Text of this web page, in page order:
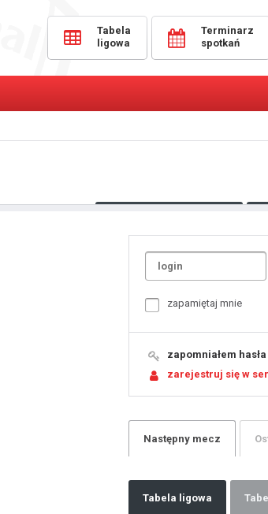
Tabela
ligowa
Terminarz
spotkań
zapamiętaj mnie
zapomniałem hasła
zarejestruj się w
Następny mecz
Tabela ligowa